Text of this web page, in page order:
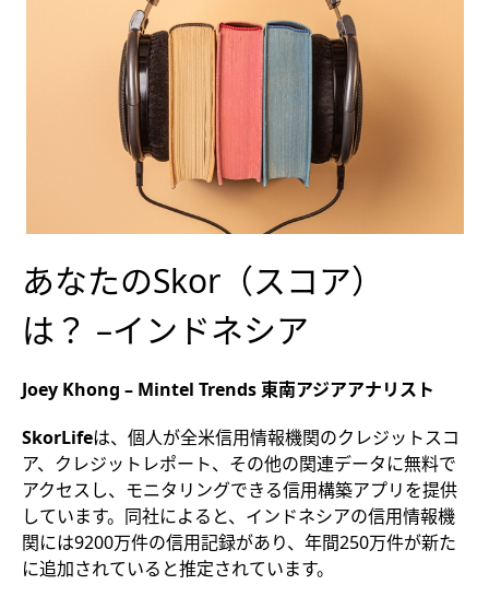
あなたのSkor（スコア）
は？ –インドネシア
Joey Khong – Mintel Trends 東南アジアアナリスト
SkorLifeは、個人が全米信用情報機関のクレジットスコ
ア、クレジットレポート、その他の関連データに無料で
アクセスし、モニタリングできる信用構築アプリを提供
しています。同社によると、インドネシアの信用情報機
関には9200万件の信用記録があり、年間250万件が新た
に追加されていると推定されています。